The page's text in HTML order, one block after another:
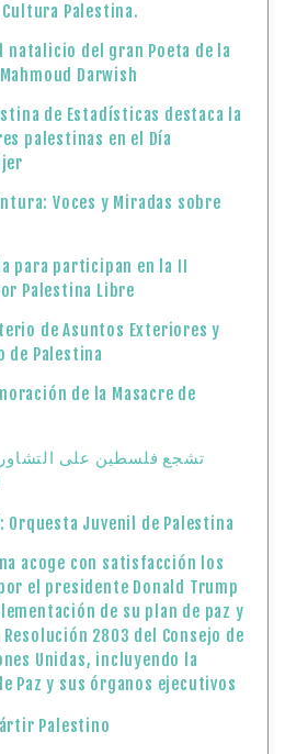
Palestina.
natalicio del gran Poeta de la
Darwish
de Estadísticas destaca la
palestinas en el Día
Voces y Miradas sobre
para participan en la II
Palestina Libre
de Asuntos Exteriores y
de Palestina
de la Masacre de
تشجع فلسطين على
Orquesta Juvenil de Palestina
acoge con satisfacción los
el presidente Donald Trump
de su plan de paz y
2803 del Consejo de
Unidas, incluyendo la
Paz y sus órganos ejecutivos
Palestino